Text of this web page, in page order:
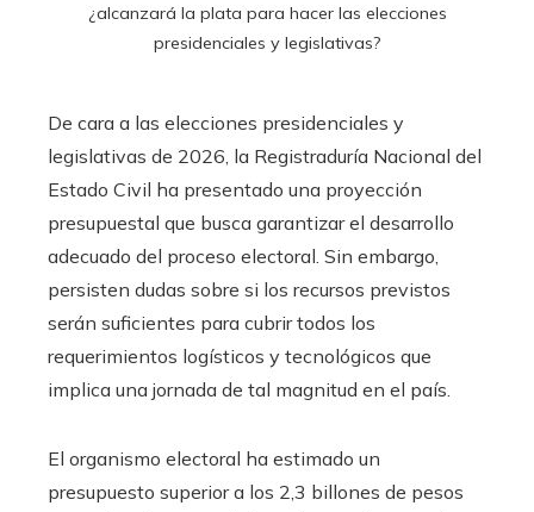
¿alcanzará la plata para hacer las elecciones
presidenciales y legislativas?
De cara a las elecciones presidenciales y
legislativas de 2026, la Registraduría Nacional del
Estado Civil ha presentado una proyección
presupuestal que busca garantizar el desarrollo
adecuado del proceso electoral. Sin embargo,
persisten dudas sobre si los recursos previstos
serán suficientes para cubrir todos los
requerimientos logísticos y tecnológicos que
implica una jornada de tal magnitud en el país.
El organismo electoral ha estimado un
presupuesto superior a los 2,3 billones de pesos